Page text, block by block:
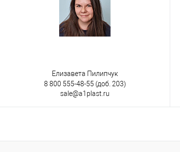
Елизавета Пилипчук
8 800 555-48-55(доб. 203)
sale@a1plast.ru